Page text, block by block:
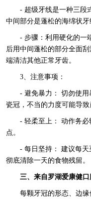
- 超级牙线是一种三段
中间部分是蓬松的海绵状牙
- 步骤：利用硬化的一
后用中间蓬松的部分全面
端清洁其他正常牙齿。
3、注意事项：
- 避免暴力： 切勿使用
瓷冠，不当的力度可能导致
- 轻柔至上： 动作务
点。
- 每日坚持： 建议每天
彻底清除一天的食物残留。
三、来自罗湖爱康健口
每颗牙冠的形态、边